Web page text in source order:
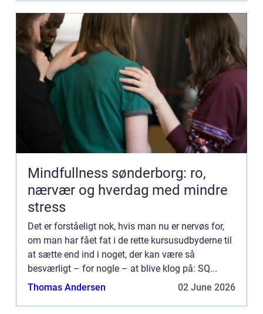
Mindfullness sønderborg: ro,
nærvær og hverdag med mindre
stress
Det er forståeligt nok, hvis man nu er nervøs for,
om man har fået fat i de rette kursusudbyderne til
at sætte end ind i noget, der kan være så
besværligt – for nogle – at blive klog på: SQ...
Thomas Andersen
02 June 2026